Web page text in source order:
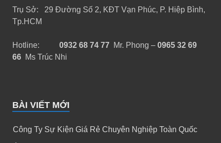
Trụ Sở: 29 Đường Số 2, KĐT Vạn Phúc, P. Hiệp Bình,
Tp.HCM
Hotline: 0932 68 74 77 Mr. Phong – 0965 32 69
66 Ms Trúc Nhi
BÀI VIẾT MỚI
Công Ty Sự Kiện Giá Rẻ Chuyên Nghiệp Toàn Quốc